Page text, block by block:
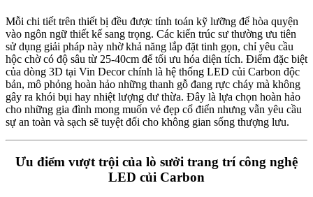
Mỗi chi tiết trên thiết bị đều được tính toán kỹ lưỡng để hòa quyện
vào ngôn ngữ thiết kế sang trọng. Các kiến trúc sư thường ưu tiên
sử dụng giải pháp này nhờ khả năng lắp đặt tinh gọn, chỉ yêu cầu
hộc chờ có độ sâu từ 25-40cm để tối ưu hóa diện tích. Điểm đặc biệt
của dòng 3D tại Vin Decor chính là hệ thống LED củi Carbon độc
bản, mô phỏng hoàn hảo những thanh gỗ đang rực cháy mà không
gây ra khói bụi hay nhiệt lượng dư thừa. Đây là lựa chọn hoàn hảo
cho những gia đình mong muốn vẻ đẹp cổ điển nhưng vẫn yêu cầu
sự an toàn và sạch sẽ tuyệt đối cho không gian sống thượng lưu.
Ưu điểm vượt trội của lò sưởi trang trí công nghệ
LED củi Carbon